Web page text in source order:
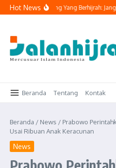
Lewati ke konten
Hot News
Ingatkan Orang Yang Berhijrah:
Beranda Tentang Kontak
Beranda / News / Prabowo
Usai Ribuan Anak Keracunan
News